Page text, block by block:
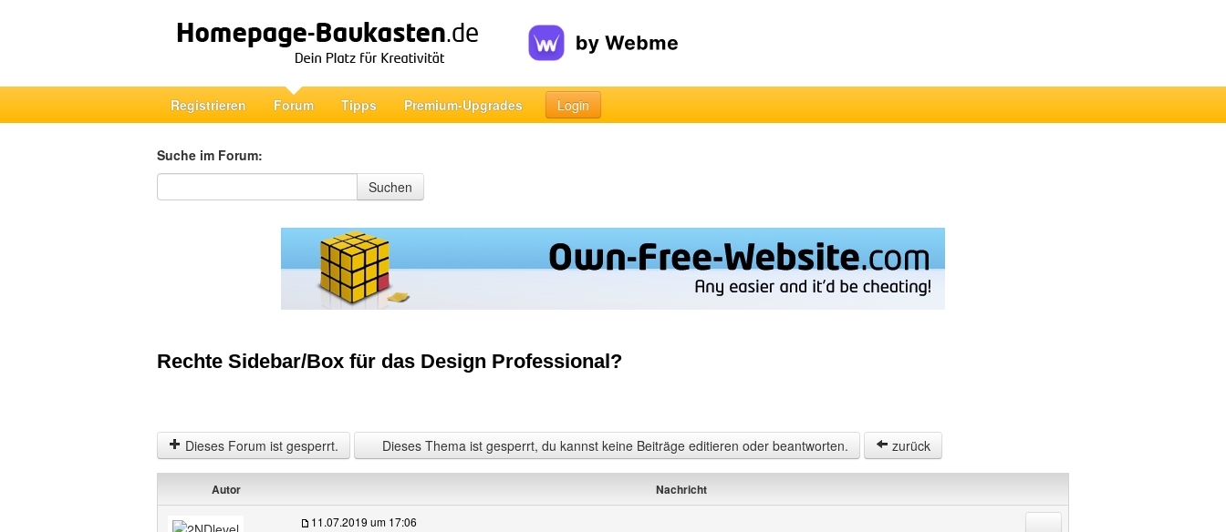
Registrieren Forum Tipps Premium-Upgrades Login
Suche im Forum:
Suche im Forum
Suchen
Rechte Sidebar/Box für das Design Professional?
Dieses Forum ist gesperrt. Dieses Thema ist gesperrt, du kannst keine Beiträge editieren oder beantworten. zurück
Autor Nachricht
11.07.2019 um 17:06